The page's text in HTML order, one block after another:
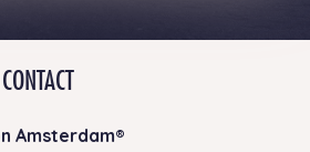
Amsterdam®